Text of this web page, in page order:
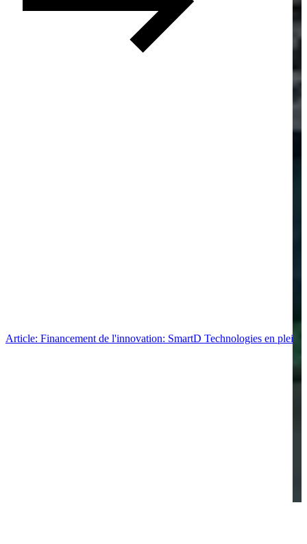
Article: Financement de l'innovation: SmartD Technologies en pleine